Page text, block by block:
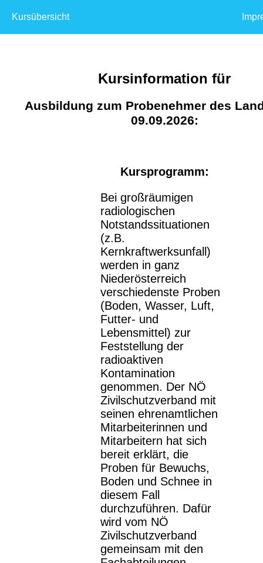
Kursübersicht
Kursinformation für
Ausbildung zum Probenehmer des
09.09.2026:
Kursprogramm:
Bei großräumigen
radiologischen
Notstandssituationen
(z.B.
Kernkraftwerksunfall)
werden in ganz
Niederösterreich
verschiedenste Proben
(Boden, Wasser, Luft,
Futter- und
Lebensmittel) zur
Feststellung der
radioaktiven
Kontamination
genommen. Der NÖ
Zivilschutzverband mit
seinen ehrenamtlichen
Mitarbeiterinnen und
Mitarbeitern hat sich
bereit erklärt, die
Proben für Bewuchs,
Boden und Schnee in
diesem Fall
durchzuführen. Dafür
wird vom NÖ
Zivilschutzverband
gemeinsam mit den